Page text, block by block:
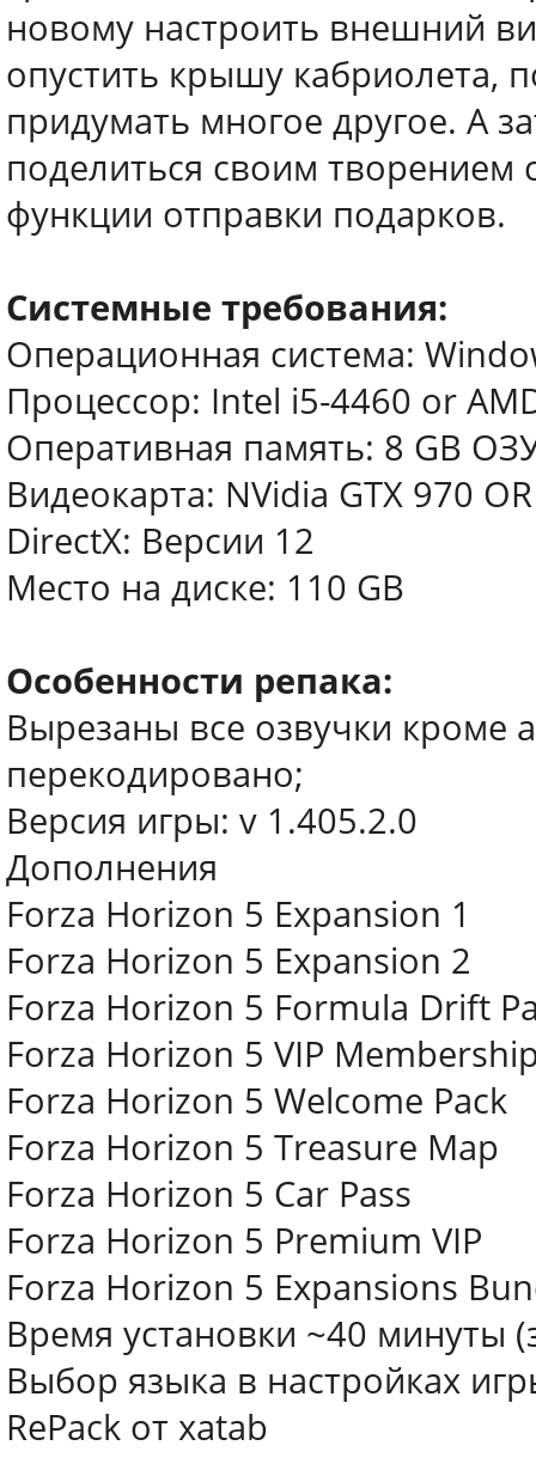
новому настроить внешний
опустить крышу кабриолета,
придумать многое другое. А
поделиться своим
функции отправки подарков.
Системные требования:
Операционная система:
Процессор: Intel i5-4460 or
Оперативная память: 8 GB
Видеокарта: NVidia GTX 970
DirectX: Версии 12
Место на диске: 110 GB
Особенности репака:
Вырезаны все озвучки кроме
перекодировано;
Версия игры: v 1.405.2.0
Дополнения
Forza Horizon 5 Expansion 1
Forza Horizon 5 Expansion 2
Forza Horizon 5 Formula Drift
Forza Horizon 5 VIP
Forza Horizon 5 Welcome Pack
Forza Horizon 5 Treasure Map
Forza Horizon 5 Car Pass
Forza Horizon 5 Premium VIP
Forza Horizon 5 Expansions
Время установки ~40 минуты
Выбор языка в настройках
RePack от xatab